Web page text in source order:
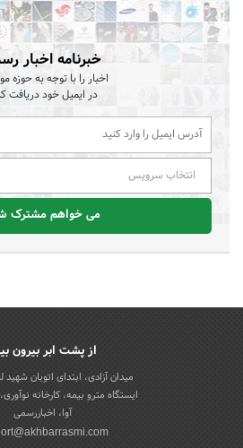
خبرنامه اخبار
اخبار را با توجه به حوزه
در ایمیل خود دریافت
انتخاب سرویس
می خواهم مشترک
از پشت ابر بیرون
میدان آزادی، ابتدای اتوبان
ایستگاه مترو بیمه، کارخانه
آوا، اخباررسمی